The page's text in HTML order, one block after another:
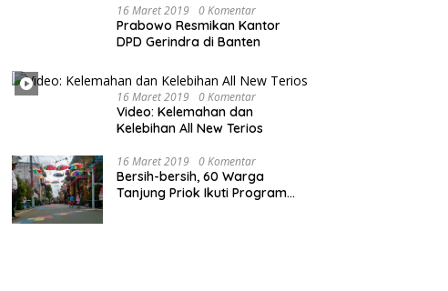
16 Maret 2019 0 Komentar
Prabowo Resmikan Kantor
DPD Gerindra di Banten
16 Maret 2019 0 Komentar
Video: Kelemahan dan
Kelebihan All New Terios
16 Maret 2019 0 Komentar
Bersih-bersih, 60 Warga
Tanjung Priok Ikuti Program